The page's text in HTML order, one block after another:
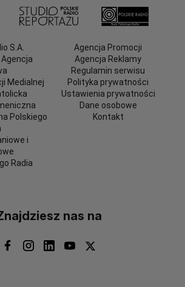
S.A.
Medialnej
Polskiego
i
Radia
Agencja Promocji
Agencja Reklamy
Regulamin serwisu
Polityka prywatności
Ustawienia prywatności
Dane osobowe
Kontakt
nas na